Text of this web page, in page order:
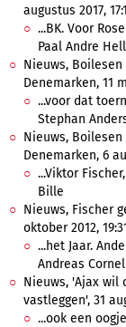
augustus 2017,
...BK. Voor
Paal Andre
Nieuws,
Denemarken, 11
...voor dat
Stephan
Nieuws,
Denemarken, 6
...Viktor
Bille
Nieuws, Fischer
oktober 2012,
...het Jaar.
Andreas
Nieuws, 'Ajax wil
vastleggen', 31
...ook een